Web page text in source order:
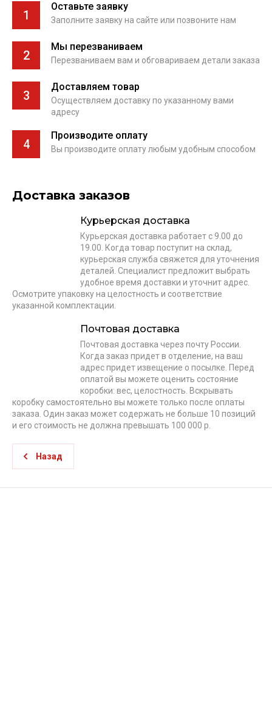
1
Оставьте заявку
Заполните заявку на сайте или позвоните нам
2
Мы перезваниваем
Перезваниваем вам и обговариваем детали заказа
3
Доставляем товар
Осуществляем доставку по указанному вами
адресу
4
Производите оплату
Вы производите оплату любым удобным способом
Доставка заказов
Курьерская доставка
Курьерская доставка работает с 9.00 до
19.00. Когда товар поступит на склад,
курьерская служба свяжется для уточнения
деталей. Специалист предложит выбрать
удобное время доставки и уточнит адрес.
Осмотрите упаковку на целостность и соответствие
указанной комплектации.
Почтовая доставка
Почтовая доставка через почту России.
Когда заказ придет в отделение, на ваш
адрес придет извещение о посылке. Перед
оплатой вы можете оценить состояние
коробки: вес, целостность. Вскрывать
коробку самостоятельно вы можете только после оплаты
заказа. Один заказ может содержать не больше 10 позиций
и его стоимость не должна превышать 100 000 р.
Назад